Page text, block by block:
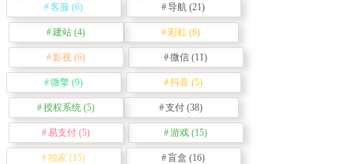
客服 (6) 导航 (21)
建站 (4) 彩虹 (6)
影视 (6) 微信 (11)
微擎 (9) 抖音 (5)
授权系统 (5) 支付 (38)
易支付 (5) 游戏 (15)
独家 (15) 盲盒 (16)